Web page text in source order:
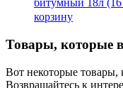
битумный 18л (16
корзину
Товары, которые
Вот некоторые товары,
Возвращайтесь к